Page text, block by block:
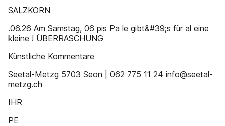
SALZKORN
.06.26 Am Samstag, 06 pis Pa le gibt&#39;s für al eine
kleine ! ÜBERRASCHUNG
Künstliche Kommentare
Seetal-Metzg 5703 Seon | 062 775 11 24 info@seetal-
metzg.ch
IHR
PE